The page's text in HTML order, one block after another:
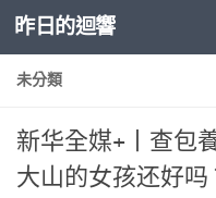
Skip to content
昨日的迴響
未分類
新华全媒+丨查包
大山的女孩还好